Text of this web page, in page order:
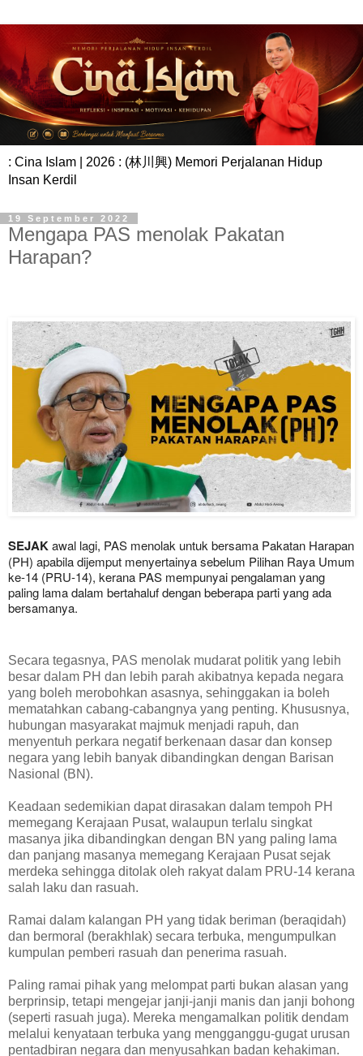
: Cina Islam | 2026 : (林川興) Memori Perjalanan Hidup
Insan Kerdil
19 September 2022
Mengapa PAS menolak Pakatan
Harapan?
SEJAKawal lagi, PAS menolak untuk bersama Pakatan Harapan
(PH) apabila dijemput menyertainya sebelum Pilihan Raya Umum
ke-14 (PRU-14), kerana PAS mempunyai pengalaman yang
paling lama dalam bertahaluf dengan beberapa parti yang ada
bersamanya.
Secara tegasnya, PAS menolak mudarat politik yang lebih
besar dalam PH dan lebih parah akibatnya kepada negara
yang boleh merobohkan asasnya, sehinggakan ia boleh
mematahkan cabang-cabangnya yang penting. Khususnya,
hubungan masyarakat majmuk menjadi rapuh, dan
menyentuh perkara negatif berkenaan dasar dan konsep
negara yang lebih banyak dibandingkan dengan Barisan
Nasional (BN).
Keadaan sedemikian dapat dirasakan dalam tempoh PH
memegang Kerajaan Pusat, walaupun terlalu singkat
masanya jika dibandingkan dengan BN yang paling lama
dan panjang masanya memegang Kerajaan Pusat sejak
merdeka sehingga ditolak oleh rakyat dalam PRU-14 kerana
salah laku dan rasuah.
Ramai dalam kalangan PH yang tidak beriman (beraqidah)
dan bermoral (berakhlak) secara terbuka, mengumpulkan
kumpulan pemberi rasuah dan penerima rasuah.
Paling ramai pihak yang melompat parti bukan alasan yang
berprinsip, tetapi mengejar janji-janji manis dan janji bohong
(seperti rasuah juga). Mereka mengamalkan politik dendam
melalui kenyataan terbuka yang mengganggu-gugat urusan
pentadbiran negara dan menyusahkan badan kehakiman.